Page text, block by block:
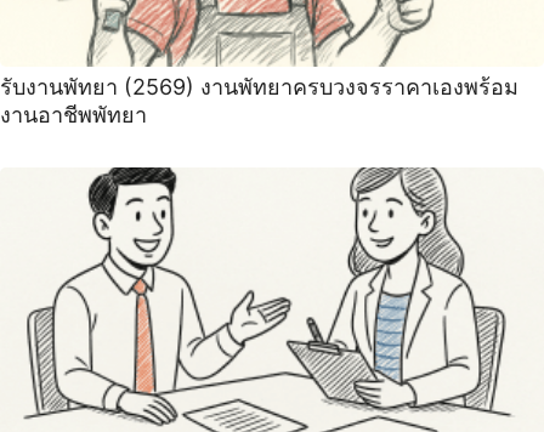
รับงานพัทยา (2569) ️งานพัทยาครบวงจรราคาเองพร้อม
งานอาชีพพัทยา